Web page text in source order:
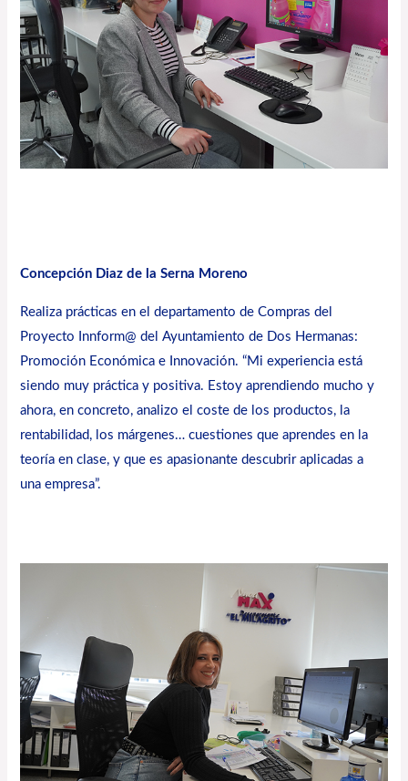
Concepción Diaz de la Serna Moreno
Realiza prácticas en el departamento de Compras del
Proyecto Innform@ del Ayuntamiento de Dos Hermanas:
Promoción Económica e Innovación. “Mi experiencia está
siendo muy práctica y positiva. Estoy aprendiendo mucho y
ahora, en concreto, analizo el coste de los productos, la
rentabilidad, los márgenes… cuestiones que aprendes en la
teoría en clase, y que es apasionante descubrir aplicadas a
una empresa”.